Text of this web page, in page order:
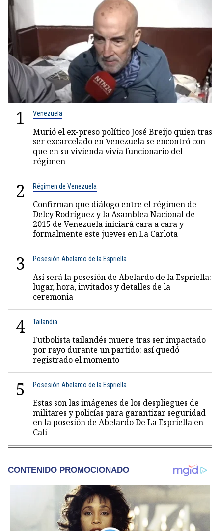
1 Venezuela
Murió el ex-preso político José Breijo quien tras
ser excarcelado en Venezuela se encontró con
que en su vivienda vivía funcionario del
régimen
2 Régimen de Venezuela
Confirman que diálogo entre el régimen de
Delcy Rodríguez y la Asamblea Nacional de
2015 de Venezuela iniciará cara a cara y
formalmente este jueves en La Carlota
3 Posesión Abelardo de la Espriella
Así será la posesión de Abelardo de la Espriella:
lugar, hora, invitados y detalles de la
ceremonia
4 Tailandia
Futbolista tailandés muere tras ser impactado
por rayo durante un partido: así quedó
registrado el momento
5 Posesión Abelardo de la Espriella
Estas son las imágenes de los despliegues de
militares y policías para garantizar seguridad
en la posesión de Abelardo De La Espriella en
Cali